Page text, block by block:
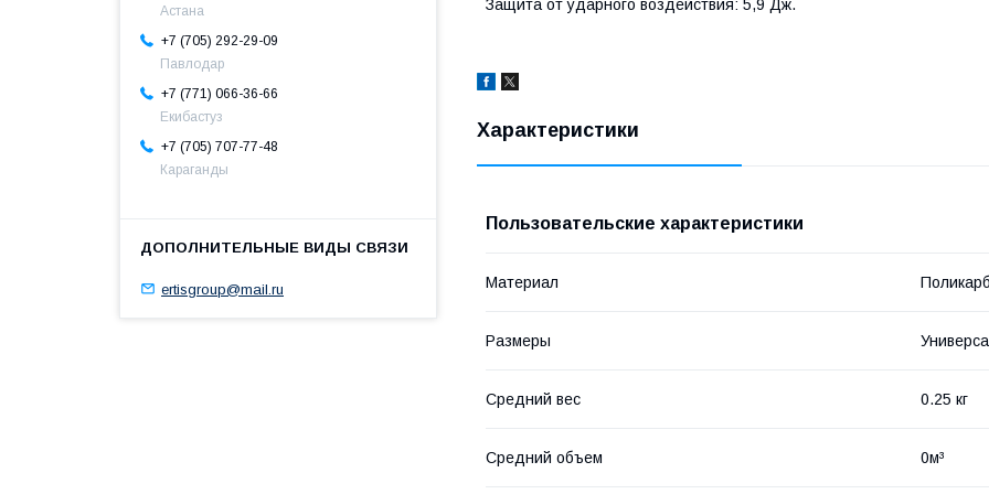
Защита от ударного воздействия: 5,9 Дж.
Характеристики
Пользовательские характеристики
Материал
Размеры
Средний вес 0.25 кг
Средний объем 0м³
Астана
+7 (705) 292-29-09
Павлодар
+7 (771) 066-36-66
Екибастуз
+7 (705) 707-77-48
Караганды
ertisgroup@mail.ru